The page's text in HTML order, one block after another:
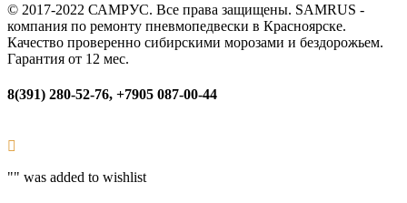
© 2017-2022 САМРУС. Все права защищены. SAMRUS -
компания по ремонту пневмопедвески в Красноярске.
Качество проверенно сибирскими морозами и бездорожьем.
Гарантия от 12 мес.
8(391) 280-52-76, +7905 087-00-44
"" was added to wishlist